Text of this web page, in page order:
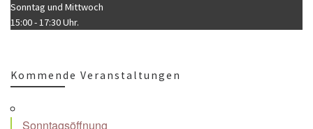
Sonntag und Mittwoch
15:00 - 17:30 Uhr.
Kommende Veranstaltungen
Sonntagsöffnung